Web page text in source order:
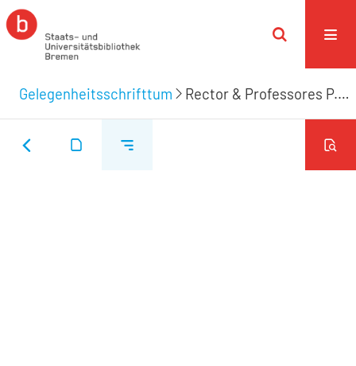
Gelegenheitsschrifttum Rector & Professores P. Illustris Scholæ Bremensis Lectori S.